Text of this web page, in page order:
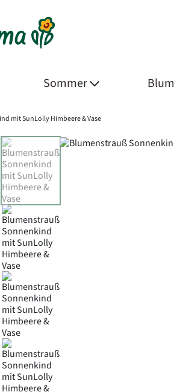
Sommer
mit SunLolly Himbeere & Vase
Product Images